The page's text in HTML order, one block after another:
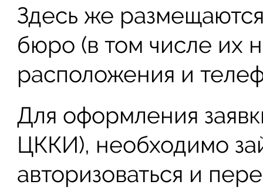
Здесь же
бюро (в том числе их
расположения и
Для оформления
ЦККИ), необходимо
авторизоваться и